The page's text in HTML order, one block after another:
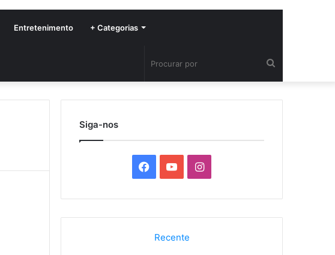
Entretenimento + Categorias
por
Siga-nos
c
e
u
T
I
s
Recente